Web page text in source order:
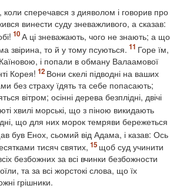
сперечався з дияволом і говорив про
винести суду зневажливого, а сказав:
А ці зневажають, чого не знають; а що
звірина, то й у тому псуються.
Горе їм,
і попали в обману Валаамової
Корея!
Вони скелі підводні на ваших
без страху їдять та себе попасають;
вітром; осінні дерева безплідні, двічі
хвилі морські, що з піною викидають
що для них морок темряви бережеться
був Енох, сьомий від Адама, і казав: Ось
тисяч святих,
щоб суд учинити
безбожних за всі вчинки безбожности
та за всі жорстокі слова, що їх
грішники.